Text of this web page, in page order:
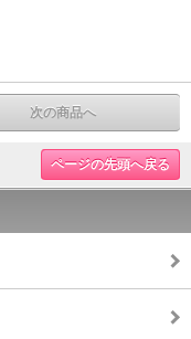
次の商品へ
ページの先頭へ戻る